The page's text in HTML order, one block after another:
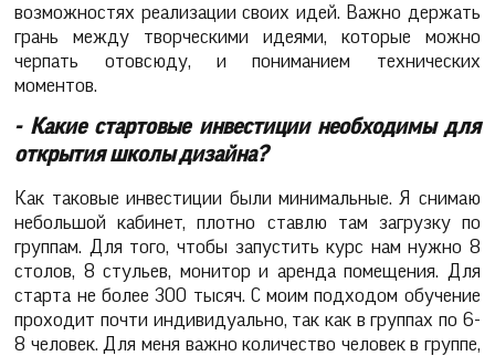
возможностях реализации своих идей. Важно держать
грань между творческими идеями, которые можно
черпать отовсюду, и пониманием технических
моментов.
- Какие стартовые инвестиции необходимы для
открытия школы дизайна?
Как таковые инвестиции были минимальные. Я снимаю
небольшой кабинет, плотно ставлю там загрузку по
группам. Для того, чтобы запустить курс нам нужно 8
столов, 8 стульев, монитор и аренда помещения. Для
старта не более 300 тысяч. С моим подходом обучение
проходит почти индивидуально, так как в группах по 6-
8 человек. Для меня важно количество человек в группе,